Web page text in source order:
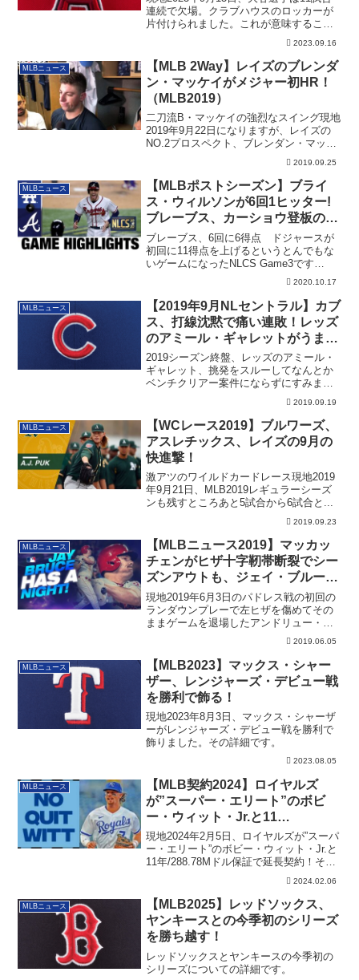
連続で欠場。クラブハウスのロッカーが
片付けられました。これが意味すること
2023.09.16
MLBニュース
【MLB 2Way】レイズのブレンダ
ン・マッケイがメジャー初HR！
（MLB2019）
二刀流B・マッケイの強烈なスイング現地
2019年9月22日になりますが、レイズの
NO.2プロスペクト、ブレンダン・マッ
2019.09.25
MLBニュース
【MLBポストシーズン】ブライ
ス・ウィルソンが6回1ヒッター!
ブレーブス、カーショウ登板のゲ
ームを制し、WSへ王手（NLCS-
Gm4)
ブレーブス、6回に6得点 ドジャースが
初回に11得点を上げるというとんでもな
いゲームになったNLCS Game3です
2020.10.17
MLBニュース
【2019年9月NLセントラル】カブ
ス、打線沈黙で痛い連敗！レッズ
のアミール・ギャレットがうまく
挑発をスルー
2019シーズン終盤、レッズのアミール・
ギャレット、挑発をスルーしてなんとか
ベンチクリアー案件にならずにすみまし
2019.09.19
MLBニュース
【WCレース2019】ブルワーズ、
アスレチックス、レイズの9月の
快進撃！
激アツのワイルドカードレース現地2019
年9月21日、MLB2019レギュラーシーズ
ンも残すところあと5試合から6試合と...
2019.09.23
MLBニュース
【MLBニュース2019】マッカッ
チェンがヒザ十字靭帯断裂でシー
ズンアウトも、ジェイ・ブルース
が2HRを放ち存在感を見せつけ
る！
現地2019年6月3日のパドレス戦の初回の
ランダウンプレーで左ヒザを傷めてその
ままゲームを退場したアンドリュー・マ
2019.06.05
MLBニュース
【MLB2023】マックス・シャー
ザー、レンジャーズ・デビュー戦
を勝利で飾る！
現地2023年8月3日、マックス・シャーザ
ーがレンジャーズ・デビュー戦を勝利で
飾りました。その詳細です。
2023.08.05
MLBニュース
【MLB契約2024】ロイヤルズ
が”スーパー・エリート”のボビ
ー・ウィット・Jr.と11
年/288.78Mドル保証で延長契約！
現地2024年2月5日、ロイヤルズが”スーパ
ー・エリート”のボビー・ウィット・Jr.と
11年/288.78Mドル保証で延長契約！その
2024.02.06
MLBニュース
【MLB2025】レッドソックス、
ヤンキースとの今季初のシリーズ
を勝ち越す！
レッドソックスとヤンキースの今季初の
シリーズについての詳細です。